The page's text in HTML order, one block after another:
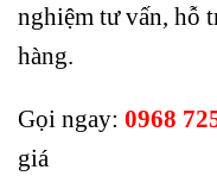
nghiệm tư vấn, hỗ
hàng.
Gọi ngay: 0968
giá